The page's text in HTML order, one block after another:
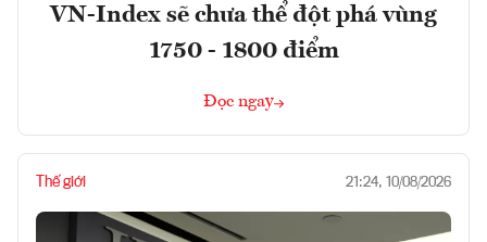
VN-Index sẽ chưa thể đột phá vùng
1750 - 1800 điểm
Đọc ngay
Thế giới 21:24, 10/08/2026